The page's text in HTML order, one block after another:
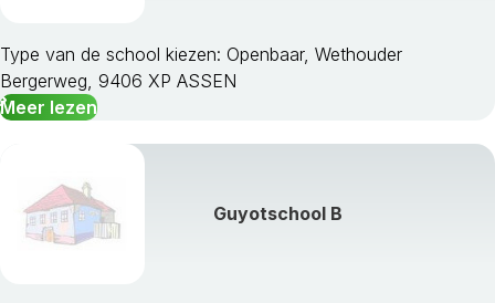
Type van de school kiezen: Openbaar, Wethouder
Bergerweg, 9406 XP ASSEN
Meer lezen
Guyotschool B